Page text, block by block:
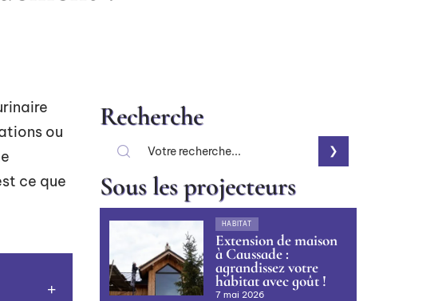
ou
ce que
Recherche
Sous les projecteurs
HABITAT
Extension de maison
à Caussade :
agrandissez votre
habitat avec goût !
7 mai 2026